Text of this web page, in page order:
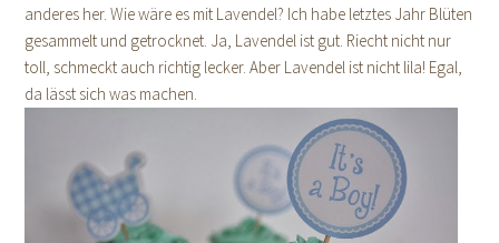
anderes her. Wie wäre es mit Lavendel? Ich habe letztes Jahr Blüten
gesammelt und getrocknet. Ja, Lavendel ist gut. Riecht nicht nur
toll, schmeckt auch richtig lecker. Aber Lavendel ist nicht lila! Egal,
da lässt sich was machen.